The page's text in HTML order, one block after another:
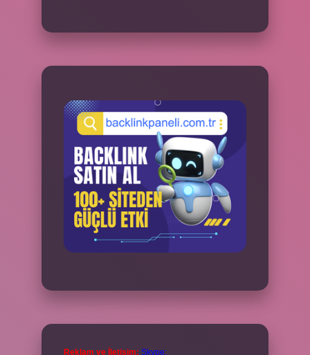
Reklam ve İletişim: Skype: